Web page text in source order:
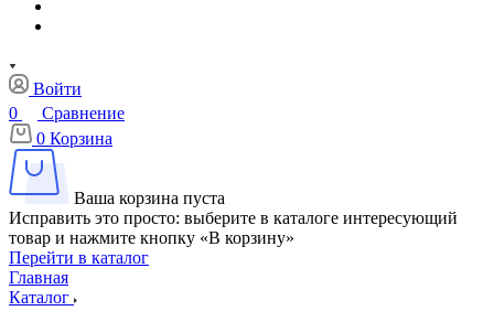
Войти
0
Сравнение
0 Корзина
Ваша корзина пуста
Исправить это просто: выберите в каталоге интересующий
товар и нажмите кнопку «В корзину»
Перейти в каталог
Главная
Каталог